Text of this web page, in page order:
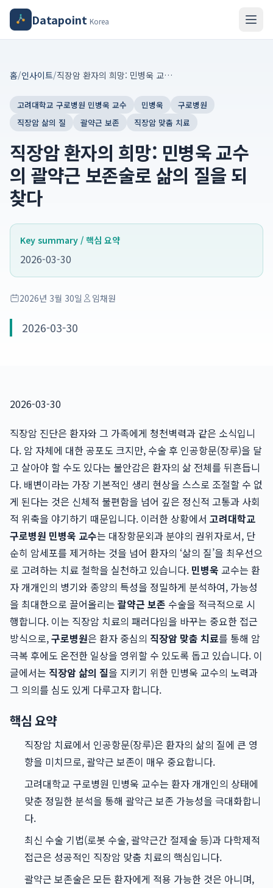
Datapoint Korea
홈/인사이트/ 직장암 환자의 희망: 민병욱 교수의 괄약근 보존술로 삶의 질을 되찾다
고려대학교 구로병원 민병욱 교수 민병욱
구로병원
직장암 삶의 질
괄약근 보존 직장암 맞춤 치료
직장암 환자의 희망: 민병욱 교수
의 괄약근 보존술로 삶의 질을 되
찾다
Key summary / 핵심 요약
2026-03-30
2026년 3월 30일 임채원
2026-03-30
2026-03-30
직장암 진단은 환자와 그 가족에게 청천벽력과 같은 소식입니
다. 암 자체에 대한 공포도 크지만, 수술 후 인공항문(장루)을 달
고 살아야 할 수도 있다는 불안감은 환자의 삶 전체를 뒤흔듭니
다. 배변이라는 가장 기본적인 생리 현상을 스스로 조절할 수 없
게 된다는 것은 신체적 불편함을 넘어 깊은 정신적 고통과 사회
적 위축을 야기하기 때문입니다. 이러한 상황에서 고려대학교
구로병원 민병욱 교수는 대장항문외과 분야의 권위자로서, 단
순히 암세포를 제거하는 것을 넘어 환자의 ‘삶의 질’을 최우선으
로 고려하는 치료 철학을 실천하고 있습니다. 민병욱 교수는 환
자 개개인의 병기와 종양의 특성을 정밀하게 분석하여, 가능성
을 최대한으로 끌어올리는괄약근 보존 수술을 적극적으로 시
행합니다. 이는 직장암 치료의 패러다임을 바꾸는 중요한 접근
방식으로,구로병원은 환자 중심의 직장암 맞춤 치료를 통해 암
극복 후에도 온전한 일상을 영위할 수 있도록 돕고 있습니다. 이
글에서는 직장암 삶의 질을 지키기 위한 민병욱 교수의 노력과
그 의의를 심도 있게 다루고자 합니다.
핵심 요약
직장암 치료에서 인공항문(장루)은 환자의 삶의 질에 큰 영
향을 미치므로, 괄약근 보존이 매우 중요합니다.
고려대학교 구로병원 민병욱 교수는 환자 개개인의 상태에
맞춘 정밀한 분석을 통해 괄약근 보존 가능성을 극대화합니
다.
최신 수술 기법(로봇 수술, 괄약근간 절제술 등)과 다학제적
접근은 성공적인 직장암 맞춤 치료의 핵심입니다.
괄약근 보존술은 모든 환자에게 적용 가능한 것은 아니며,